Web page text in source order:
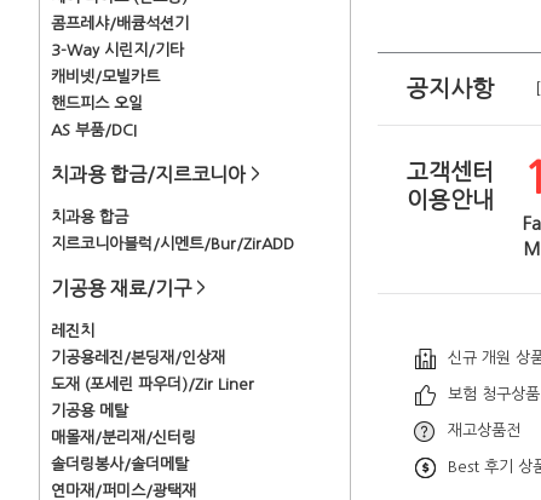
콤프레샤/배큠석션기
3-Way 시린지/기타
캐비넷/모빌카트
핸드피스 오일
AS 부품/DCI
치과용 합금/지르코니아 >
치과용 합금
지르코니아블럭/시멘트/Bur/ZirADD
기공용 재료/기구 >
레진치
기공용레진/본딩재/인상재
도재 (포세린 파우더)/Zir Liner
기공용 메탈
매몰재/분리재/신터링
솔더링봉사/솔더메탈
연마재/퍼미스/광택재
공지사항
고객센터
이용안내
신규 개원 상
보험 청구상
재고상품전
Best 후기 상